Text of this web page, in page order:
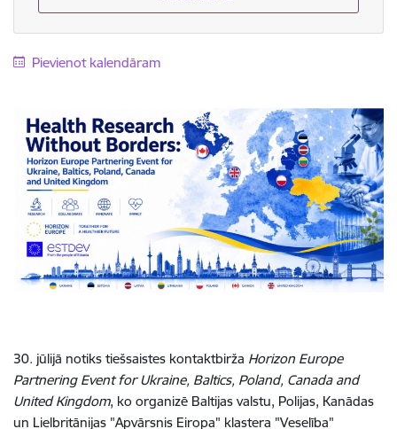
Pievienot kalendāram
30. jūlijā notiks tiešsaistes kontaktbirža Horizon Europe
Partnering Event for Ukraine, Baltics, Poland, Canada and
United Kingdom, ko organizē Baltijas valstu, Polijas, Kanādas
un Lielbritānijas "Apvārsnis Eiropa" klastera "Veselība"